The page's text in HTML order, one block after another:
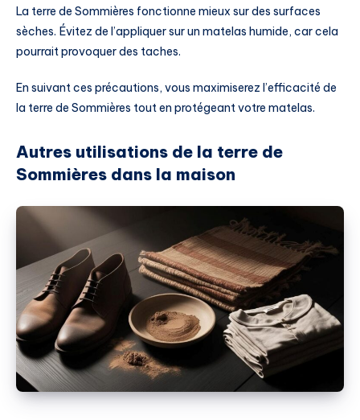
La terre de Sommières fonctionne mieux sur des surfaces
sèches. Évitez de l’appliquer sur un matelas humide, car cela
pourrait provoquer des taches.
En suivant ces précautions, vous maximiserez l’efficacité de
la terre de Sommières tout en protégeant votre matelas.
Autres utilisations de la terre de
Sommières dans la maison